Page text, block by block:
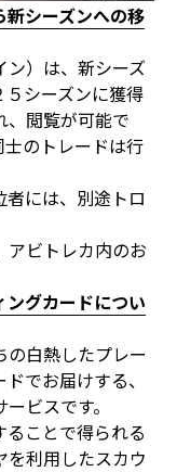
シーズンへの移
）は、新シーズ
シーズンに獲得
、閲覧が可能で
のトレードは行
には、別途トロ
アビトレカ内のお
グカードについ
白熱したプレー
でお届けする、
ビスです。
ことで得られる
を利用したスカウ